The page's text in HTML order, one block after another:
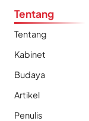
Tentang
Tentang
Kabinet
Budaya
Artikel
Penulis